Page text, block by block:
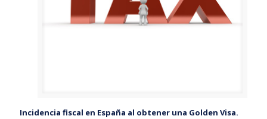
Incidencia fiscal en España al obtener una Golden Visa.